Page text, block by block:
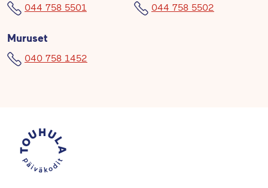
044 758 5501 044 758 5502
Muruset
040 758 1452